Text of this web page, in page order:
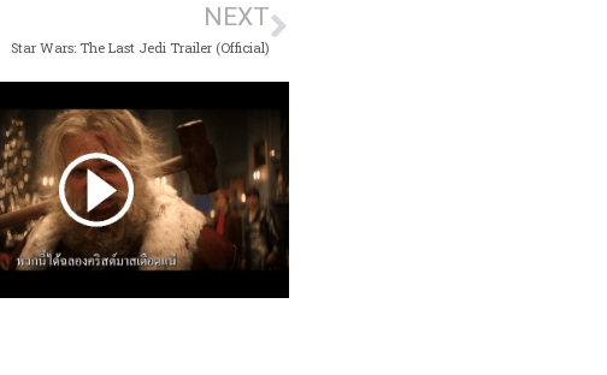
NEXT
Star Wars: The Last Jedi Trailer (Official)